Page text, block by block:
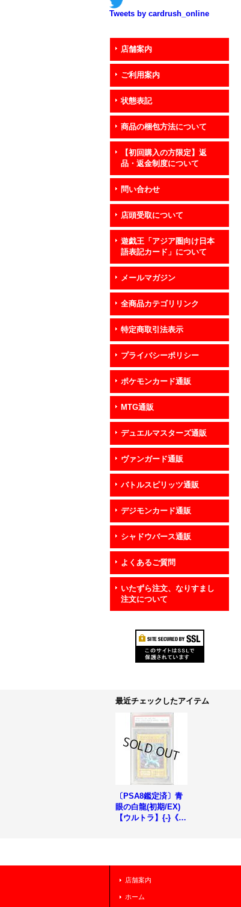
Tweets by cardrush_online
店舗案内
ご利用案内
状態表記
商品の梱包方法について
【初回購入の方限定】返
品・返金制度について
問い合わせ
店頭受取について
遊戯王「アジア圏向け日本
語表記カード」について
メールマガジン
全商品カテゴリリンク
特定商取引法表示
プライバシーポリシー
ポケモンカード通販
MTG通販
デュエルマスターズ通販
ヴァンガード通販
バトルスピリッツ通販
デジモンカード通販
シャドウバース通販
よくあるご質問
いたずら注文、なりすまし
注文について
最近チェックしたアイテム
〔PSA8鑑定済〕青
眼の白龍(初期/EX)
【ウルトラ】{-}《モ
店舗案内
ホーム